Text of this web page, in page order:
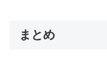
まとめ